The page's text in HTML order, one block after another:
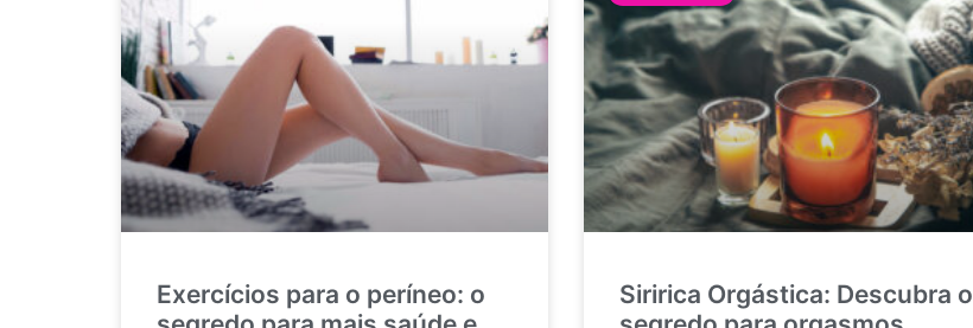
Exercícios para o períneo: o
Siririca Orgástica: Descubra o